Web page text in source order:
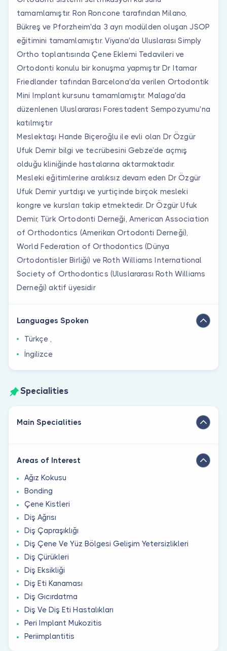
tamamlamıştır. Ron Roncone tarafından Milano,
Bükreş ve Pforzheim'da 3 ayrı modülden oluşan JSOP
eğitimini tamamlamıştır. Viyana'da Uluslarası Simply
Ortho toplantısında Çene Eklemi Tedavileri ve
Ortodonti konulu bir konuşma yapmıştır Dr Itamar
Friedlander tafından Barcelona'da verilen Ortodontik
Mini Implant kursunu tamamlamıştır. Malaga'da
düzenlenen Uluslararası Forestadent Sempozyumu'na
katılmıştır
Meslektaşı Hande Biçeroğlu ile evli olan Dr Özgür
Ufuk Demir bilgi ve tecrübesini Gebze’de açmış
olduğu kliniğinde hastalarına aktarmaktadır.
Mesleki eğitimlerine aralıksız devam eden Dr Özgür
Ufuk Demir yurtdışı ve yurtiçinde birçok mesleki
kongre ve kursları takip etmektedir. Dr Özgür Ufuk
Demir, Türk Ortodonti Derneği, American Association
of Orthodontics (Amerikan Ortodonti Derneği),
World Federation of Orthodontics (Dünya
Ortodontisler Birliği) ve Roth Williams International
Society of Orthodontics (Uluslararası Roth Williams
Derneği) aktif üyesidir
Languages Spoken
Türkçe ,
İngilizce
Specialities
Main Specialities
Areas of Interest
Ağız Kokusu
Bonding
Çene Kistleri
Diş Ağrısı
Diş Çapraşıklığı
Diş Çene Ve Yüz Bölgesi Gelişim Yetersizlikleri
Diş Çürükleri
Diş Eksikliği
Diş Eti Kanaması
Diş Gıcırdatma
Diş Ve Diş Eti Hastalıkları
Peri Implant Mukozitis
Periimplantitis